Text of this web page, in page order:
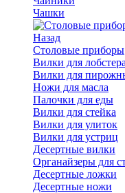
Чашки
Назад
Cтоловые приборы
Вилки для лобстера
Вилки для
Ножи для масла
Палочки для еды
Вилки для стейка
Вилки для улиток
Вилки для устриц
Десертные вилки
Органайзеры для
Десертные ложки
Десертные ножи